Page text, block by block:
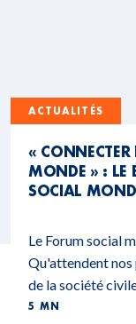
ACTUALITÉS
« CONNECTER
MONDE » : LE
SOCIAL
Le Forum social
Qu'attendent nos
de la société
5 MN